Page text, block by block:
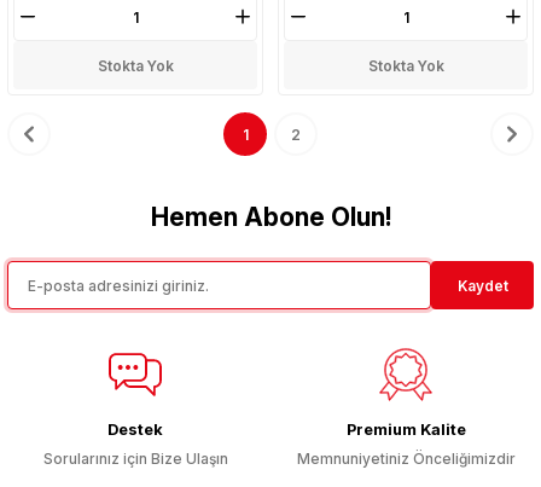
Stokta Yok Stokta Yok
1 2
Hemen Abone Olun!
Kaydet
Destek
Sorularınız için Bize Ulaşın
Premium Kalite
Memnuniyetiniz Önceliğimizdir